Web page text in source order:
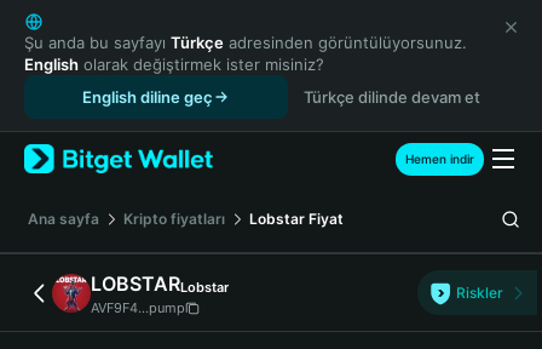
English
日本語
Tiếng Việt
Español (Latinoamérica)
Türkçe
Français
Deutsch
简体中文
繁體中文
Português (Portugal)
Şu anda bu sayfayı Türkçe adresinden görüntülüyorsunuz.
English olarak değiştirmek ister misiniz?
English diline geç
Türkçe dilinde devam et
Hemen indir
Ana sayfa Kripto fiyatları Lobstar Fiyat
LOBSTARLobstar
AVF9F4...pump
Riskler